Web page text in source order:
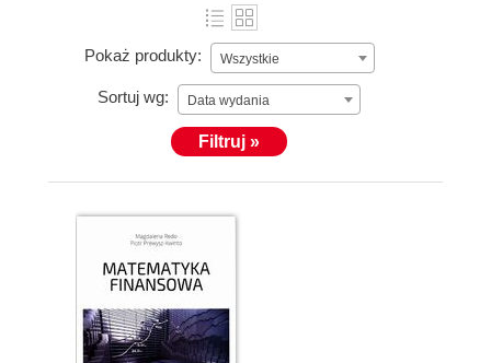
Pokaż produkty: Wszystkie
Sortuj wg: Data wydania
Filtruj »